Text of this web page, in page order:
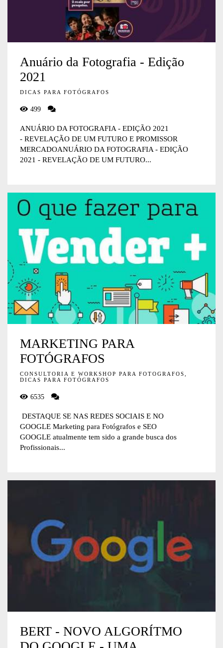
Anuário da Fotografia - Edição
2021
DICAS PARA FOTÓGRAFOS
499
ANUÁRIO DA FOTOGRAFIA - EDIÇÃO 2021
- REVELAÇÃO DE UM FUTURO E PROMISSOR
MERCADOANUÁRIO DA FOTOGRAFIA - EDIÇÃO
2021 - REVELAÇÃO DE UM FUTURO...
MARKETING PARA
FOTÓGRAFOS
CONSULTORIA E WORKSHOP PARA FOTOGRAFOS,
DICAS PARA FOTÓGRAFOS
6535
DESTAQUE SE NAS REDES SOCIAIS E NO
GOOGLE Marketing para Fotógrafos e SEO
GOOGLE atualmente tem sido a grande busca dos
Profissionais...
BERT - NOVO ALGORÍTMO